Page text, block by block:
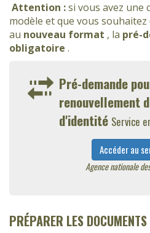
Attention :si vous avez une
modèle et que vous
au nouveau format , la pré-
obligatoire .
Pré-demande
renouvellement
d'identité Service
Accéder au
Agence nationale
PRÉPARER LES